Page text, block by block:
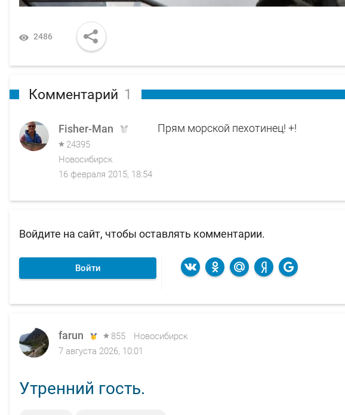
2486
Комментарий 1
Fisher-Man
24395
Новосибирск
16 февраля 2015, 18:54
Прям морской пехотинец! +!
Войдите на сайт, чтобы оставлять комментарии.
Войти
farun 855
Новосибирск
7 августа 2026, 10:01
Утренний гость.
farun 855
Новосибирск
7 августа 2026, 10:01
Не ждали
farun 855
Новосибирск
7 августа 2026, 10:01
Была Лиственница
farun 855
Новосибирск
7 августа 2026, 10:01
Башкаус, вечер
farun 855
Новосибирск
7 августа 2026, 10:01
Лис близ деревни Балыкча